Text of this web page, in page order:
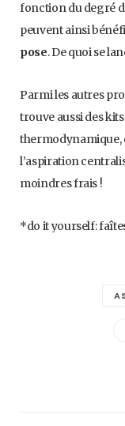
fonction du degré
peuvent ainsi
pose. De quoi se
Parmi les autres
trouve aussi des
thermodynamique,
l’aspiration
moindres frais !
*do it yourself: